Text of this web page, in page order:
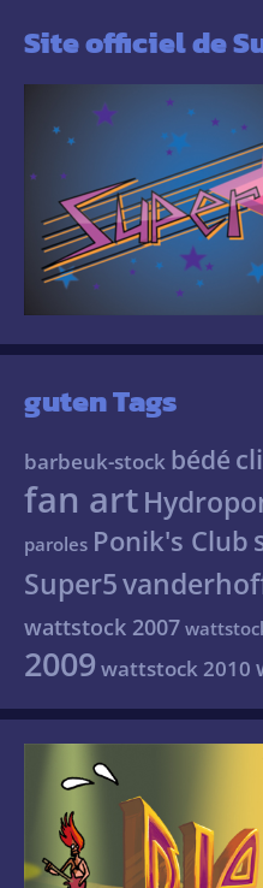
Site officiel de
guten Tags
barbeuk-stock bédé
fan art
paroles Ponik's Club
Super5
wattstock 2007
2009 wattstock 2010